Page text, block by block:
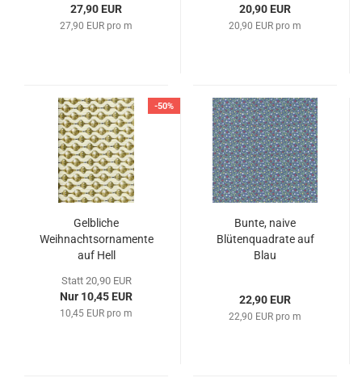
27,90 EUR
27,90 EUR pro m
20,90 EUR
20,90 EUR pro m
-50%
Gelbliche
Weihnachtsornamente
auf Hell
Statt 20,90 EUR
Nur 10,45 EUR
10,45 EUR pro m
Bunte, naive
Blütenquadrate auf
Blau
22,90 EUR
22,90 EUR pro m